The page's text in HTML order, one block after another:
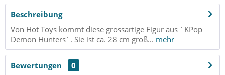
Beschreibung
Von Hot Toys kommt diese grossartige Figur aus ´KPop
Demon Hunters´. Sie ist ca. 28 cm groß... mehr
Bewertungen
0